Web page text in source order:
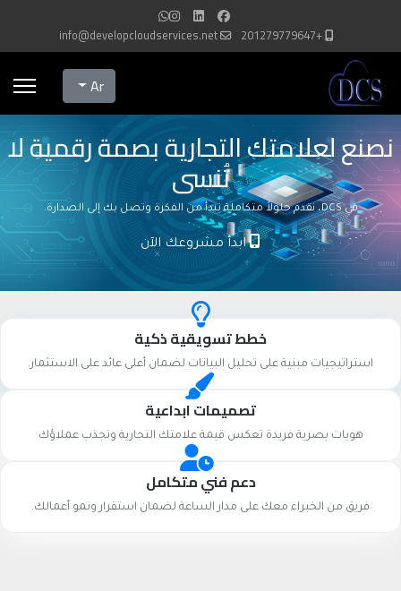
+201279779647
info@developcloudservices.net
Select your language
Ar
نصنع لعلامتك التجارية بصمة رقمية لا
تُنسى
في DCS، نقدم حلولاً متكاملة تبدأ من الفكرة وتصل بك إلى الصدارة.
ابدأ مشروعك الآن
خطط تسويقية ذكية
استراتيجيات مبنية على تحليل البيانات لضمان أعلى عائد على الاستثمار.
تصميمات ابداعية
هويات بصرية فريدة تعكس قيمة علامتك التجارية وتجذب عملاؤك
دعم فني متكامل
فريق من الخبراء معك على مدار الساعة لضمان استقرار ونمو أعمالك.